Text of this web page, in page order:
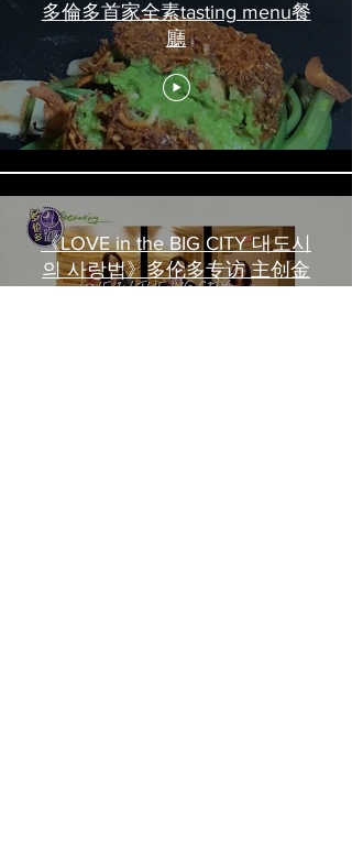
多倫多首家全素tasting menu餐
廳
《LOVE in the BIG CITY 대도시
의 사랑법》多伦多专访 主创金